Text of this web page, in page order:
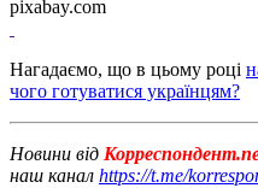
pixabay.com
Нагадаємо, що в цьому році
чого готуватися українцям?
Новини від
наш канал https://t.me/